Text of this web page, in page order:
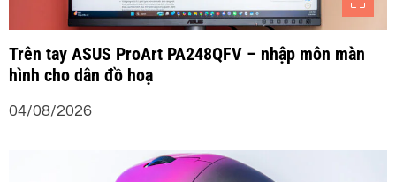
t
Trên tay ASUS ProArt PA248QFV – nhập môn màn
hình cho dân đồ hoạ
04/08/2026